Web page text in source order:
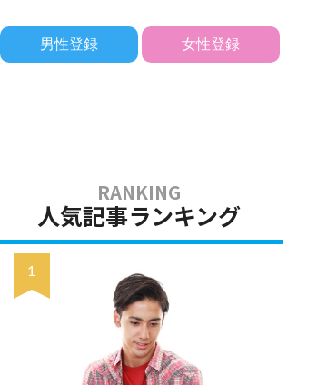
男性登録 女性登録
人気記事ランキング